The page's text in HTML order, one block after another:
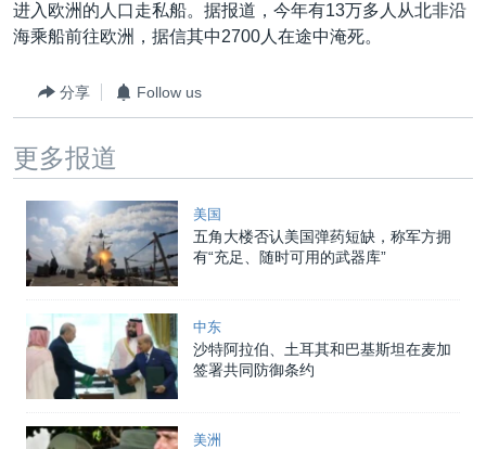
到
检
非洲
全球议题
军事
环境
国会报道
美国建国250周年
美国之音专访
重要讲话与声明
台海两岸关系
南中国海争端
关注西藏
关注新疆
VOA今日焦点
关注我们
其他语言网站
进入欧洲的人口走私船。据报道，今年有13万多人从北非沿
海乘船前往欧洲，据信其中2700人在途中淹死。
分享 Follow us
更多报道
美国
五角大楼否认美国弹药短缺，称军方拥
有“充足、随时可用的武器库”
中东
沙特阿拉伯、土耳其和巴基斯坦在麦加
签署共同防御条约
美洲